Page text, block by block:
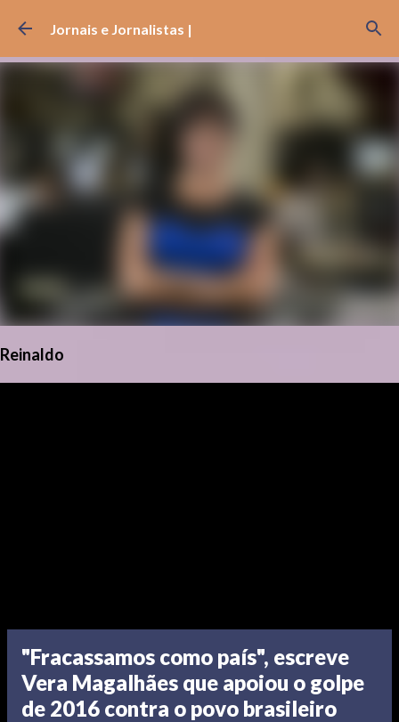
Pular para o conteúdo principal
Jornais e Jornalistas |
Reinaldo
"Fracassamos como país", escreve
Vera Magalhães que apoiou o golpe
de 2016 contra o povo brasileiro